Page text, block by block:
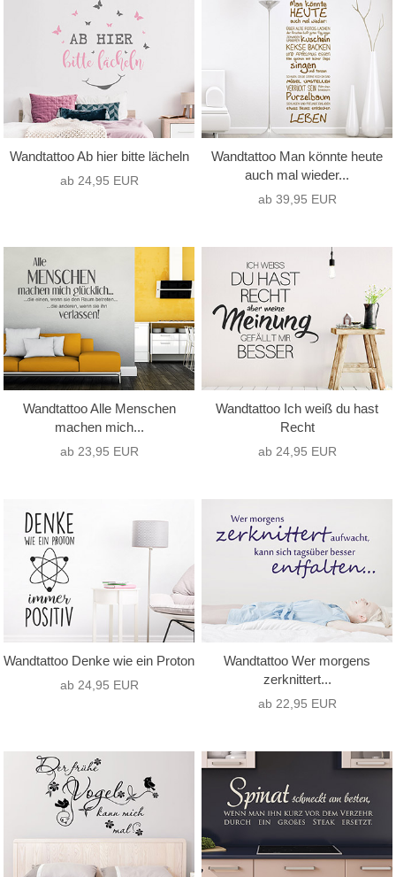
Wandtattoo Ab hier bitte lächeln
ab 24,95 EUR
Wandtattoo Man könnte heute
auch mal wieder...
ab 39,95 EUR
Wandtattoo Alle Menschen
machen mich...
ab 23,95 EUR
Wandtattoo Ich weiß du hast
Recht
ab 24,95 EUR
Wandtattoo Denke wie ein Proton
ab 24,95 EUR
Wandtattoo Wer morgens
zerknittert...
ab 22,95 EUR